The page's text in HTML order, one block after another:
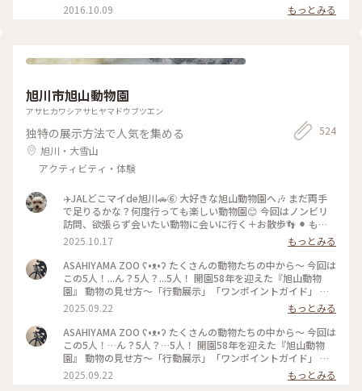
2016.10.09
もっとみる
旭川市旭山動物園
アサヒカワシアサヒヤマドウブツエン
独特の展示方法で人気を集める
旭川・大雪山
アクティビティ・体験
524
✈️JALどこマイde旭川🚗⑥ 大好きな旭山動物園へ🎶 まだ両手
で足りるかな？何度行っても楽しい動物園😊 今回はノンビリ
訪問、欲張らず会いたい動物に会いに行く＋お散歩👣 ⚫︎ もぐ
もぐタイム“アムールヒョウ🐆” →肉に軽やかに飛びつく姿は
圧巻‼️ ⚫︎大きい！近い！熊🐻 →前回訪れた時にまだ小さかった
熊さんがかなり大きくなっていた。 やはり突然道で遭遇する
とか考えると恐ろしすぎ🥶 ⚫︎円柱型の水槽「マリンウェイ」を
泳ぐアザラシ👍 →ラッキーな事に今回もちょうど見れた🙌 ⚫︎
トラ🐯 →活発に動いてた‼︎カッコいいけど恐ろしや ⚫︎レッサー
パンダ → ハシゴを渡ってるのが見れて喜んだ💗 でもかなり減
ってる😭他の動物園に行ったのかな❓ ⚫︎カバ🦛 →水中を歩くサ
マはココでしか見た事がない👏他もあるのかな？ ⚫︎キリン🦒
→ちょっと元気ないように見えて心配 ⚫︎フラミンゴ🦩 →美し
い‼︎厳選フラミンゴを📸 ⚫︎ペンギン🐧 →優雅に泳ぐサマ、立っ
てるだけでも可愛い💕 昔、極寒の時に見たペンギンパレード
2025.10.17
もっとみる
ASAHIYAMA ZOO ʕ•ᴥ•ʔ たくさんの動物たちの中から～ 今回は
この5人！...ん？5人？...5人！ 開園58年を迎えた『旭山動物
園』 動物の見せ方〜「行動展示」「ワンポイントガイド」 施
設の新設や改修 動物の入れ替えや死や誕生... 「伝えるのは...生
命」「生きる力」 動物のことも来園者のことも考えながら 今
の『旭山動物園」があります 夏の夜には「夜の動物園」 日中
とは違った動物の姿が見られます 冬には「ペンギンの散歩」
雪の上をテクテク歩くのは運動も兼ねて！ 人気の動物園でい
つも混んでいますが オススメは反時計回りで見ると混雑を避
けられます 今年の夏も行って来ました *カバの百吉（父）旭子
2025.09.22
もっとみる
ASAHIYAMA ZOO ʕ•ᴥ•ʔ たくさんの動物たちの中から〜 今回は
この5人！…ん？5人？…5人！ 開園58年を迎えた『旭山動物
園』 動物の見せ方〜「行動展示」「ワンポイントガイド」 施
設の新設や改修 動物の入れ替えや死や誕生… 「伝えるのは…
生命」「生きる力」 動物のことも来園者のことも考えながら
2025.09.22 もっとみる